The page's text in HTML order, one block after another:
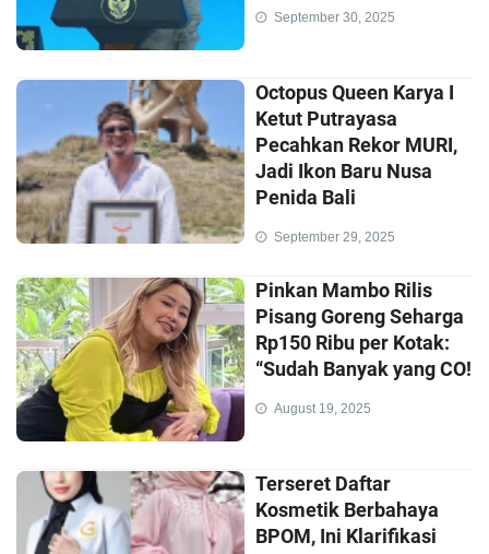
September 30, 2025
Octopus Queen Karya I
Ketut Putrayasa
Pecahkan Rekor MURI,
Jadi Ikon Baru Nusa
Penida Bali
September 29, 2025
Pinkan Mambo Rilis
Pisang Goreng Seharga
Rp150 Ribu per Kotak:
“Sudah Banyak yang CO!
August 19, 2025
Terseret Daftar
Kosmetik Berbahaya
BPOM, Ini Klarifikasi